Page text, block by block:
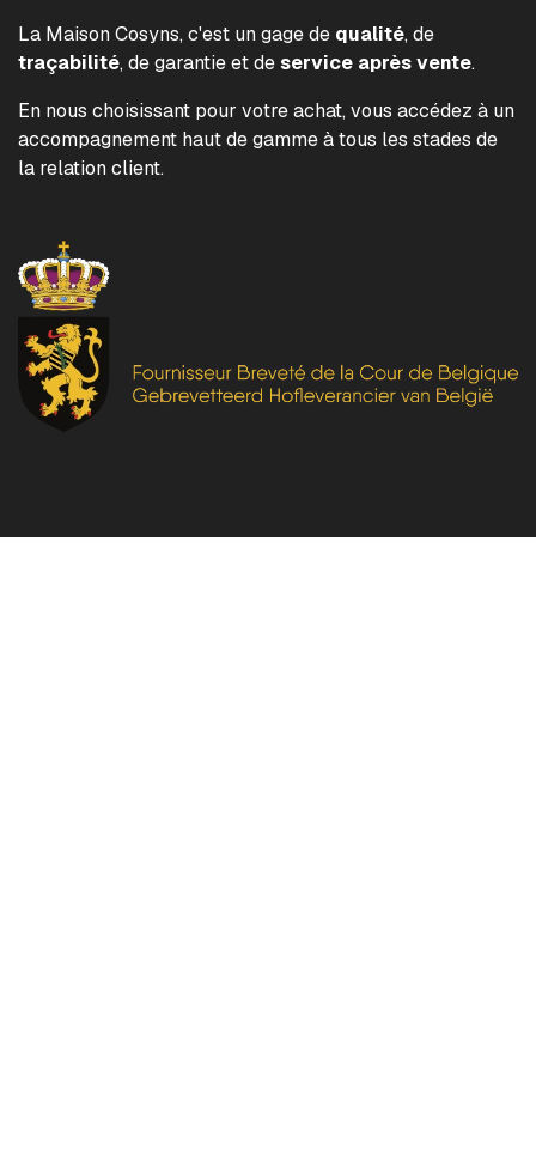
La Maison Cosyns, c'est un gage de qualité, de
traçabilité, de garantie et deservice après vente.
En nous choisissant pour votre achat, vous accédez à un
accompagnement haut de gamme à tous les stades de
la relation client.